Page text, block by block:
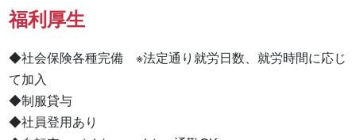
福利厚生
◆社会保険各種完備　※法定通り就労日数、就労時間に応じ
て加入
◆制服貸与
◆社員登用あり